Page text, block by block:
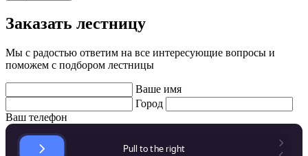
Заказать лестницу
Мы с радостью ответим на все интересующие вопросы и
поможем с подбором лестницы
Ваше имя
Город
Ваш телефон